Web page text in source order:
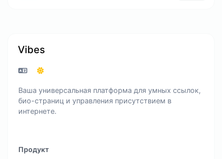
Vibes
Ваша универсальная платформа для умных ссылок,
био-страниц и управления присутствием в
интернете.
Продукт